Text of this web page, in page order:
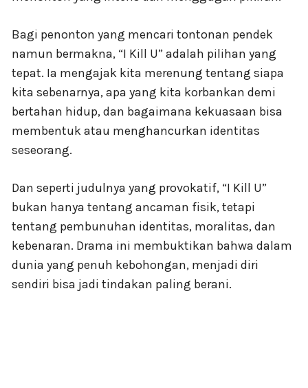
Bagi penonton yang mencari tontonan pendek
namun bermakna, “I Kill U” adalah pilihan yang
tepat. Ia mengajak kita merenung tentang siapa
kita sebenarnya, apa yang kita korbankan demi
bertahan hidup, dan bagaimana kekuasaan bisa
membentuk atau menghancurkan identitas
seseorang.
Dan seperti judulnya yang provokatif, “I Kill U”
bukan hanya tentang ancaman fisik, tetapi
tentang pembunuhan identitas, moralitas, dan
kebenaran. Drama ini membuktikan bahwa dalam
dunia yang penuh kebohongan, menjadi diri
sendiri bisa jadi tindakan paling berani.